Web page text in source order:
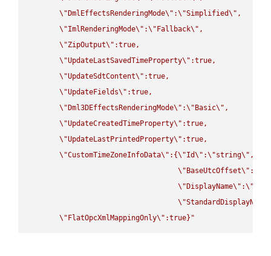
\" DmlEffectsRenderingMode\" :\"Simplified\" ,
\"ImlRenderingMode\" :\" Fallback\" ,
\"ZipOutput\" :true,
\"UpdateLastSavedTimeProperty\" :true,
\"UpdateSdtContent\" :true,
\"UpdateFields\" :true,
\" Dml3DEffectsRenderingMode\" :\" Basic\" ,
\"UpdateCreatedTimeProperty\" :true,
\"UpdateLastPrintedProperty\" :true,
\"CustomTimeZoneInfoData\" :{\"Id\" :\"string\" ,
\" BaseUtcOffset\" :
\" DisplayName\" :\"
\"StandardDisplayName
\" FlatOpcXmlMappingOnly\" :true}"